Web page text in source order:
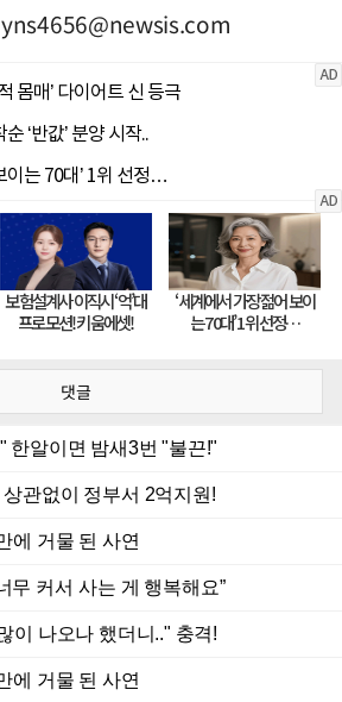
yns4656@newsis.com
댓글